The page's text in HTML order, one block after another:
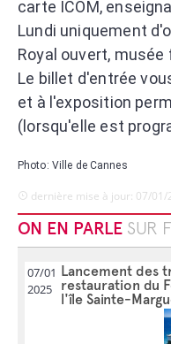
carte ICOM,
Lundi uniquement
Royal ouvert, musée
Le billet d'entrée
et à l'exposition
(lorsqu'elle est
Photo: Ville de Cannes
dernière mise à jour: 07/01/
ON EN PARLE SUR
07/01
2025
Lancement des
restauration du
l'île Sainte-